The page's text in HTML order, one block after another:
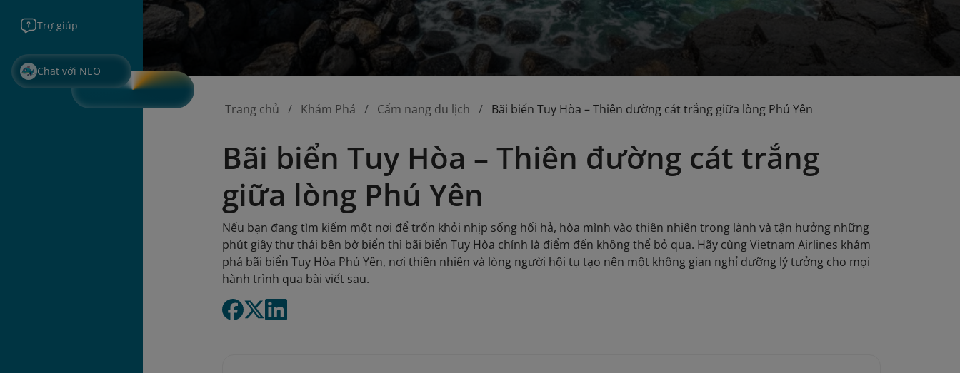
Trợ giúp
Chat với NEO
Trang chủ Khám Phá Cẩm nang du lịch Bãi biển Tuy Hòa – Thiên đường cát trắng giữa lòng Phú Yên
Bãi biển Tuy Hòa – Thiên đường cát trắng
giữa lòng Phú Yên
Nếu bạn đang tìm kiếm một nơi để trốn khỏi nhịp sống hối hả, hòa mình vào thiên nhiên trong lành và tận hưởng những
phút giây thư thái bên bờ biển thì bãi biển Tuy Hòa chính là điểm đến không thể bỏ qua. Hãy cùng Vietnam Airlines khám
phá bãi biển Tuy Hòa Phú Yên, nơi thiên nhiên và lòng người hội tụ tạo nên một không gian nghỉ dưỡng lý tưởng cho mọi
hành trình qua bài viết sau.